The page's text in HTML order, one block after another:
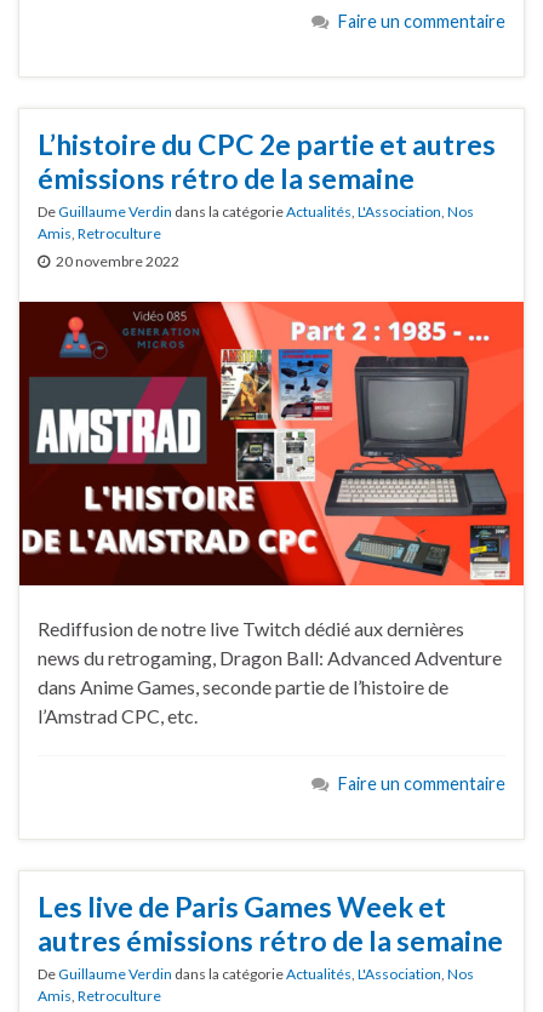
Faire un commentaire
L’histoire du CPC 2e partie et autres
émissions rétro de la semaine
DeGuillaume Verdin dans la catégorieActualités L'Association Nos
Amis Retroculture
20 novembre 2022
Rediffusion de notre live Twitch dédié aux dernières
news du retrogaming, Dragon Ball: Advanced Adventure
dans Anime Games, seconde partie de l’histoire de
l’Amstrad CPC, etc.
Faire un commentaire
Les live de Paris Games Week et
autres émissions rétro de la semaine
DeGuillaume Verdin dans la catégorieActualités L'Association Nos
Amis Retroculture